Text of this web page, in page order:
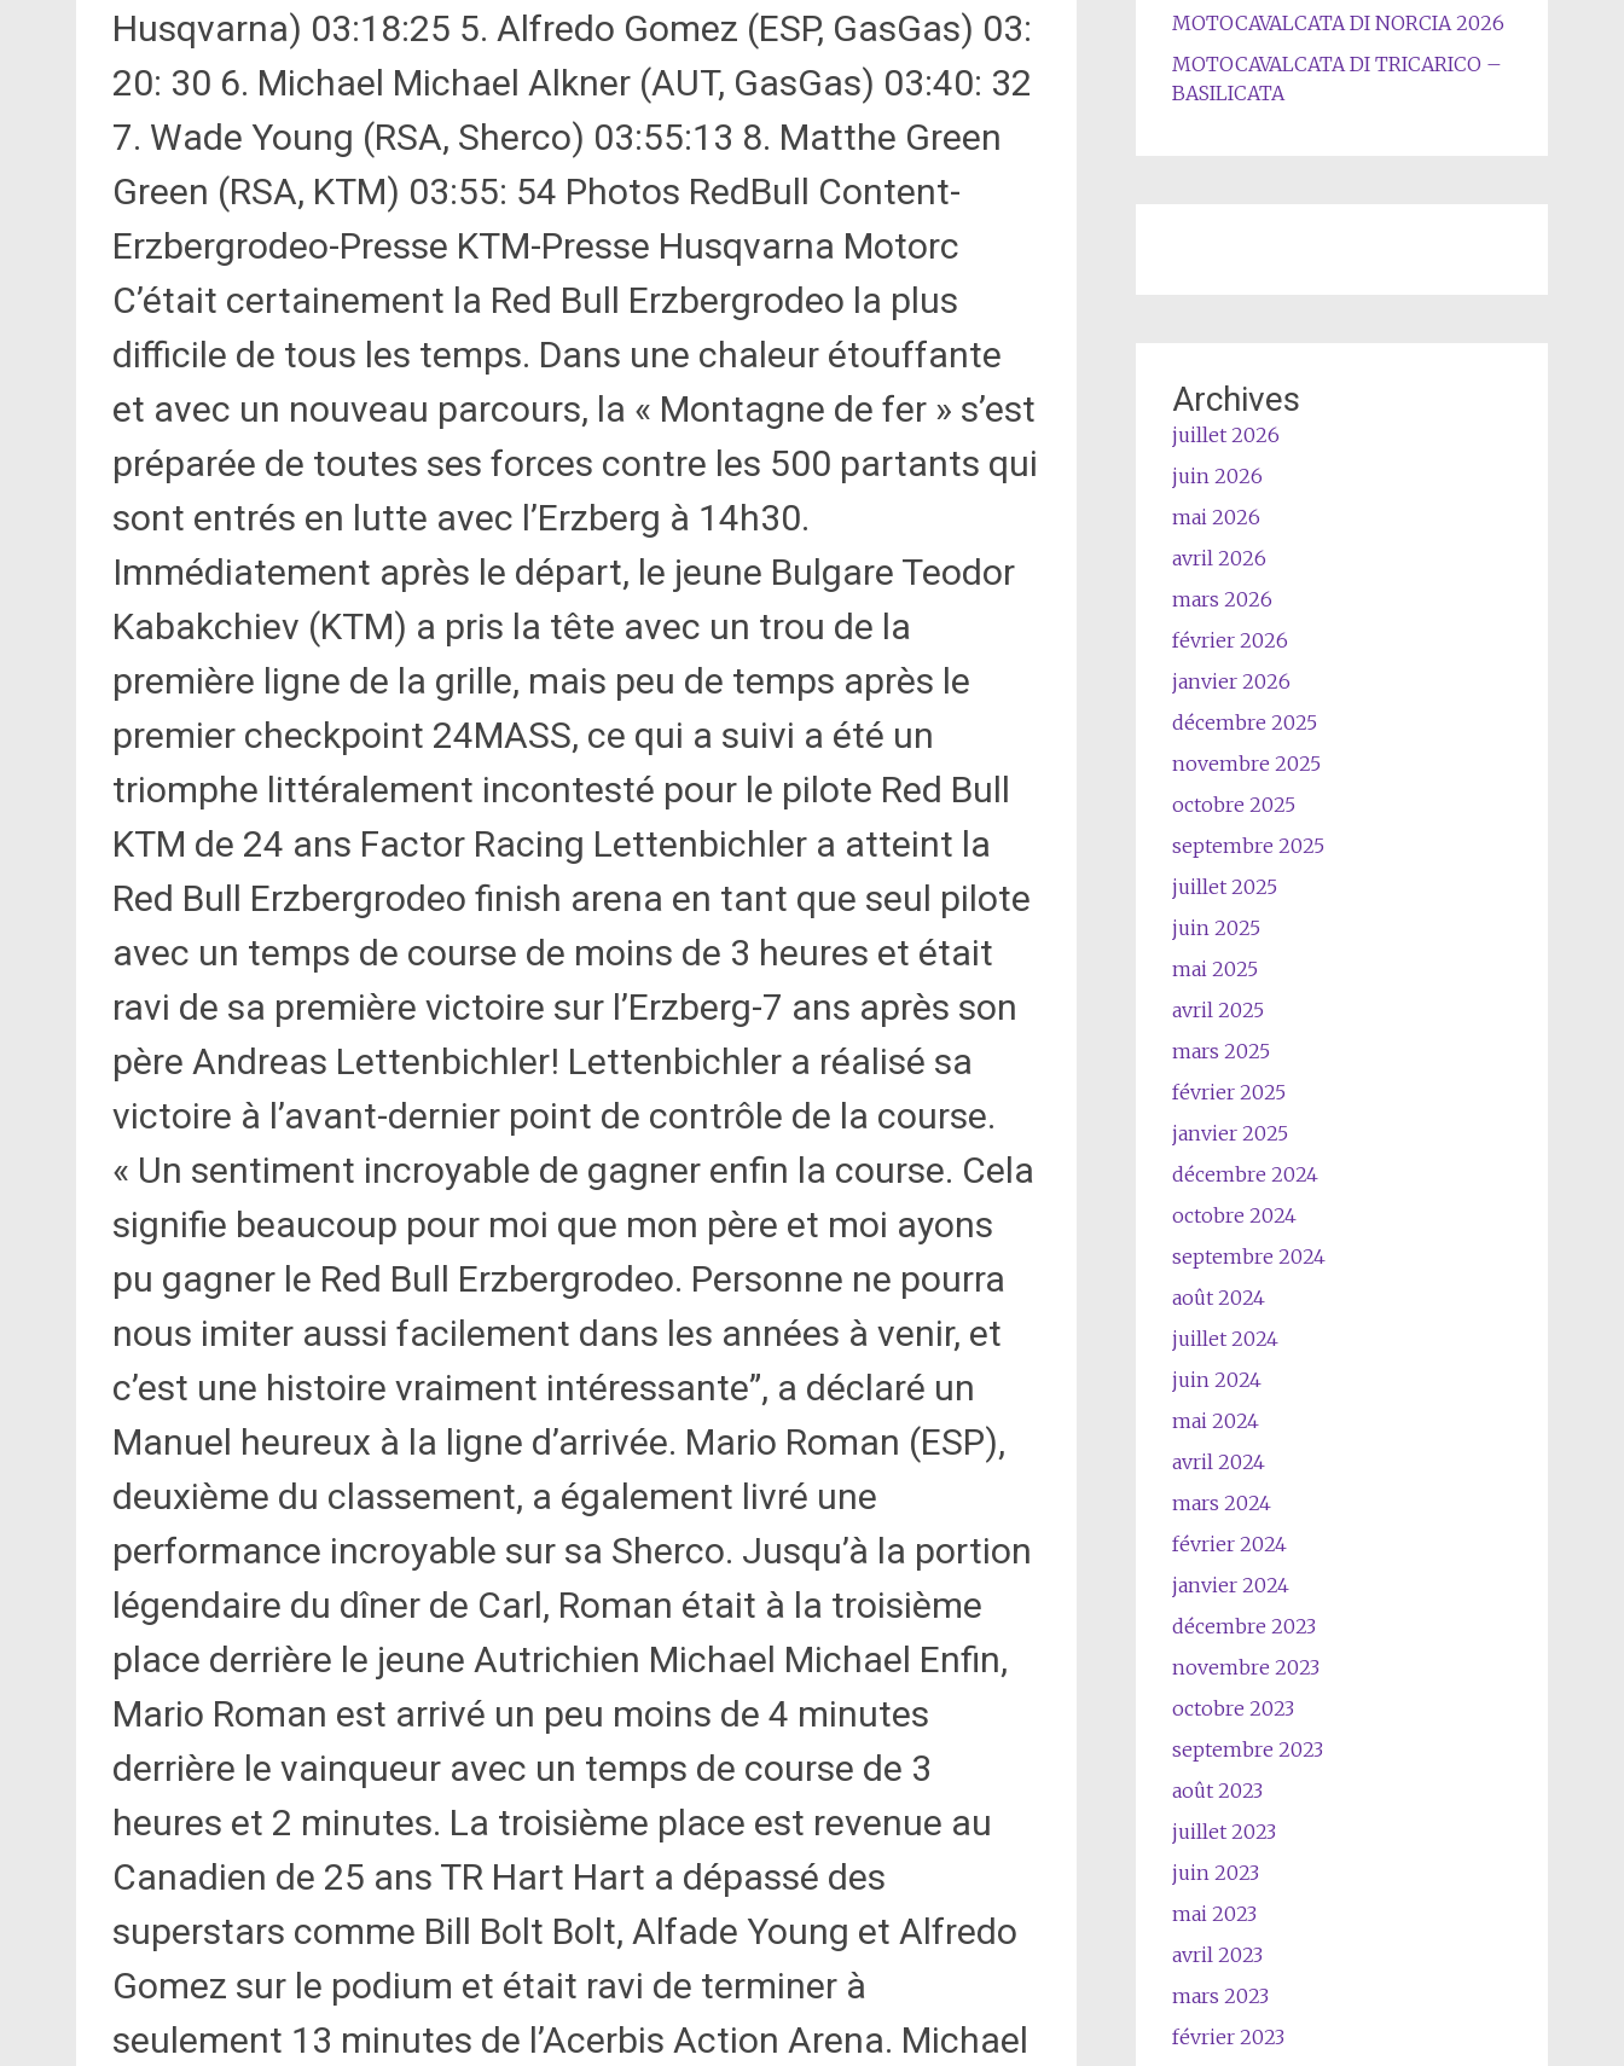
Husqvarna) 03:18:25 5. Alfredo Gomez (ESP, GasGas) 03:
20: 30 6. Michael Michael Alkner (AUT, GasGas) 03:40: 32
7. Wade Young (RSA, Sherco) 03:55:13 8. Matthe Green
Green (RSA, KTM) 03:55: 54 Photos RedBull Content-
Erzbergrodeo-Presse KTM-Presse Husqvarna Motorc
C’était certainement la Red Bull Erzbergrodeo la plus
difficile de tous les temps. Dans une chaleur étouffante
et avec un nouveau parcours, la « Montagne de fer » s’est
préparée de toutes ses forces contre les 500 partants qui
sont entrés en lutte avec l’Erzberg à 14h30.
Immédiatement après le départ, le jeune Bulgare Teodor
Kabakchiev (KTM) a pris la tête avec un trou de la
première ligne de la grille, mais peu de temps après le
premier checkpoint 24MASS, ce qui a suivi a été un
triomphe littéralement incontesté pour le pilote Red Bull
KTM de 24 ans Factor Racing Lettenbichler a atteint la
Red Bull Erzbergrodeo finish arena en tant que seul pilote
avec un temps de course de moins de 3 heures et était
ravi de sa première victoire sur l’Erzberg-7 ans après son
père Andreas Lettenbichler! Lettenbichler a réalisé sa
victoire à l’avant-dernier point de contrôle de la course.
« Un sentiment incroyable de gagner enfin la course. Cela
signifie beaucoup pour moi que mon père et moi ayons
pu gagner le Red Bull Erzbergrodeo. Personne ne pourra
nous imiter aussi facilement dans les années à venir, et
c’est une histoire vraiment intéressante”, a déclaré un
Manuel heureux à la ligne d’arrivée. Mario Roman (ESP),
deuxième du classement, a également livré une
performance incroyable sur sa Sherco. Jusqu’à la portion
légendaire du dîner de Carl, Roman était à la troisième
place derrière le jeune Autrichien Michael Michael Enfin,
Mario Roman est arrivé un peu moins de 4 minutes
derrière le vainqueur avec un temps de course de 3
heures et 2 minutes. La troisième place est revenue au
Canadien de 25 ans TR Hart Hart a dépassé des
superstars comme Bill Bolt Bolt, Alfade Young et Alfredo
Gomez sur le podium et était ravi de terminer à
seulement 13 minutes de l’Acerbis Action Arena. Michael
MOTOCAVALCATA DI NORCIA 2026
MOTOCAVALCATA DI TRICARICO –
BASILICATA
Archives
juillet 2026
juin 2026
mai 2026
avril 2026
mars 2026
février 2026
janvier 2026
décembre 2025
novembre 2025
octobre 2025
septembre 2025
juillet 2025
juin 2025
mai 2025
avril 2025
mars 2025
février 2025
janvier 2025
décembre 2024
octobre 2024
septembre 2024
août 2024
juillet 2024
juin 2024
mai 2024
avril 2024
mars 2024
février 2024
janvier 2024
décembre 2023
novembre 2023
octobre 2023
septembre 2023
août 2023
juillet 2023
juin 2023
mai 2023
avril 2023
mars 2023
février 2023